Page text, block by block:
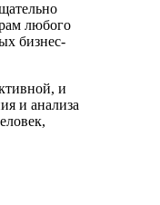
любого
бизнес-
и
и анализа